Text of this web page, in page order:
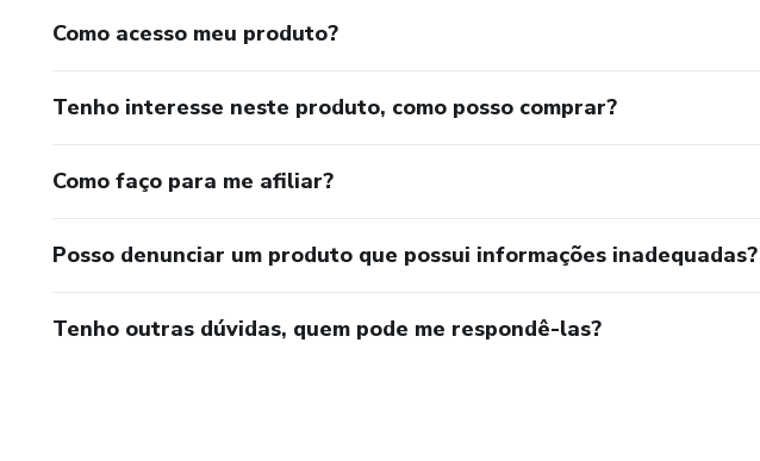
Como acesso meu produto?
Tenho interesse neste produto, como posso comprar?
Como faço para me afiliar?
Posso denunciar um produto que possui informações inadequadas?
Tenho outras dúvidas, quem pode me respondê-las?